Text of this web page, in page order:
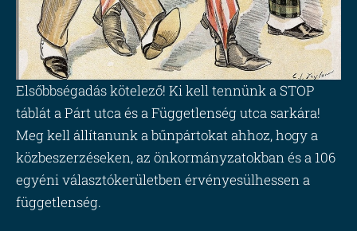
Elsőbbségadás kötelező! Ki kell tennünk a STOP
táblát a Párt utca és a Függetlenség utca sarkára!
Meg kell állítanunk a bűnpártokat ahhoz, hogy a
közbeszerzéseken, az önkormányzatokban és a 106
egyéni választókerületben érvényesülhessen a
függetlenség.